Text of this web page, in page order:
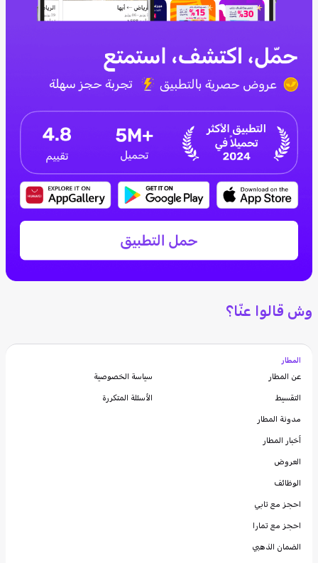
وش قالوا عنّا؟
المطار
عن المطار
التقسيط
مدونة المطار
أخبار المطار
العروض
الوظائف
احجز مع تابي
احجز مع تمارا
الضمان الذهبي
سياسة الخصوصية
الأسئلة المتكررة